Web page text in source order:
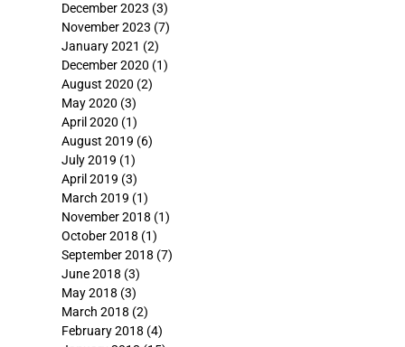
December 2023 (3)
November 2023 (7)
January 2021 (2)
December 2020 (1)
August 2020 (2)
May 2020 (3)
April 2020 (1)
August 2019 (6)
July 2019 (1)
April 2019 (3)
March 2019 (1)
November 2018 (1)
October 2018 (1)
September 2018 (7)
June 2018 (3)
May 2018 (3)
March 2018 (2)
February 2018 (4)